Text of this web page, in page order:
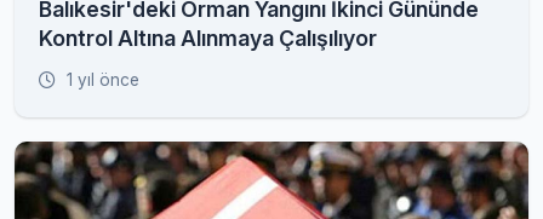
Balıkesir'deki Orman Yangını İkinci Gününde
Kontrol Altına Alınmaya Çalışılıyor
1 yıl önce